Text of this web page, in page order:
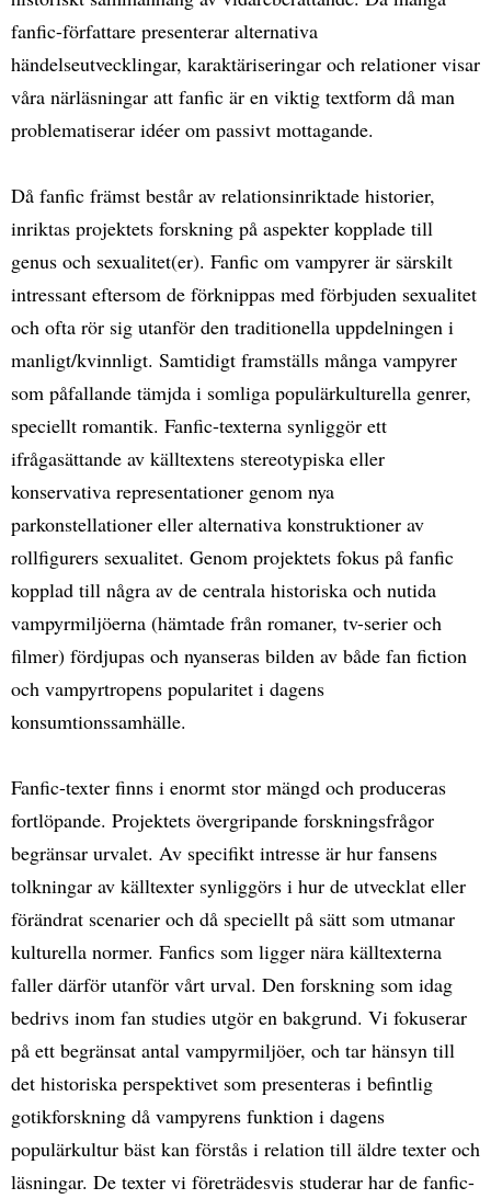
fanfic-författare presenterar alternativa
händelseutvecklingar, karaktäriseringar och relationer visar
våra närläsningar att fanfic är en viktig textform då man
problematiserar idéer om passivt mottagande.
Då fanfic främst består av relationsinriktade historier,
inriktas projektets forskning på aspekter kopplade till
genus och sexualitet(er). Fanfic om vampyrer är särskilt
intressant eftersom de förknippas med förbjuden sexualitet
och ofta rör sig utanför den traditionella uppdelningen i
manligt/kvinnligt. Samtidigt framställs många vampyrer
som påfallande tämjda i somliga populärkulturella genrer,
speciellt romantik. Fanfic-texterna synliggör ett
ifrågasättande av källtextens stereotypiska eller
konservativa representationer genom nya
parkonstellationer eller alternativa konstruktioner av
rollfigurers sexualitet. Genom projektets fokus på fanfic
kopplad till några av de centrala historiska och nutida
vampyrmiljöerna (hämtade från romaner, tv-serier och
filmer) fördjupas och nyanseras bilden av både fan fiction
och vampyrtropens popularitet i dagens
konsumtionssamhälle.
Fanfic-texter finns i enormt stor mängd och produceras
fortlöpande. Projektets övergripande forskningsfrågor
begränsar urvalet. Av specifikt intresse är hur fansens
tolkningar av källtexter synliggörs i hur de utvecklat eller
förändrat scenarier och då speciellt på sätt som utmanar
kulturella normer. Fanfics som ligger nära källtexterna
faller därför utanför vårt urval. Den forskning som idag
bedrivs inom fan studies utgör en bakgrund. Vi fokuserar
på ett begränsat antal vampyrmiljöer, och tar hänsyn till
det historiska perspektivet som presenteras i befintlig
gotikforskning då vampyrens funktion i dagens
populärkultur bäst kan förstås i relation till äldre texter och
läsningar. De texter vi företrädesvis studerar har de fanfic-